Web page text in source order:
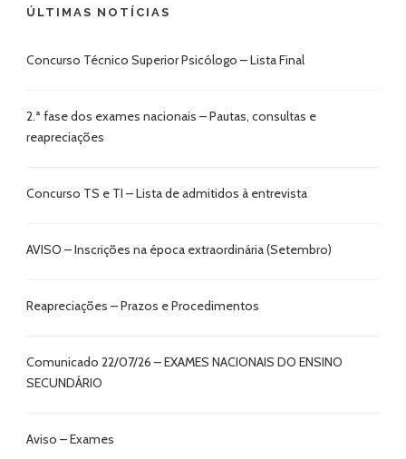
ÚLTIMAS NOTÍCIAS
Concurso Técnico Superior Psicólogo – Lista Final
2.ª fase dos exames nacionais – Pautas, consultas e
reapreciações
Concurso TS e TI – Lista de admitidos à entrevista
AVISO – Inscrições na época extraordinária (Setembro)
Reapreciações – Prazos e Procedimentos
Comunicado 22/07/26 – EXAMES NACIONAIS DO ENSINO
SECUNDÁRIO
Aviso – Exames